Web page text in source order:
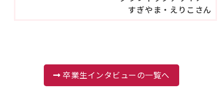
すぎやま・えりこさん
卒業生インタビューの一覧へ